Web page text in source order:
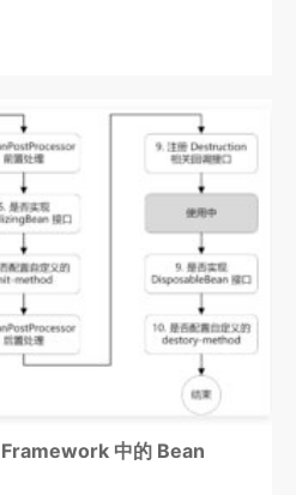
中的 Bean